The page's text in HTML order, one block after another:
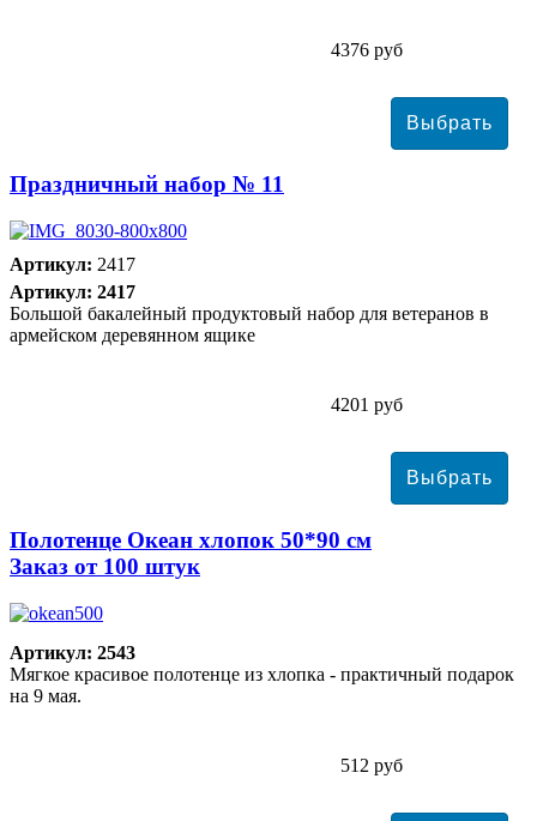
4376 руб
Праздничный набор № 11
Артикул: 2417
Артикул: 2417
Большой бакалейный продуктовый набор для ветеранов в
армейском деревянном ящике
4201 руб
Полотенце Океан хлопок 50*90 см
Заказ от 100 штук
Артикул: 2543
Мягкое красивое полотенце из хлопка - практичный подарок
на 9 мая.
512 руб